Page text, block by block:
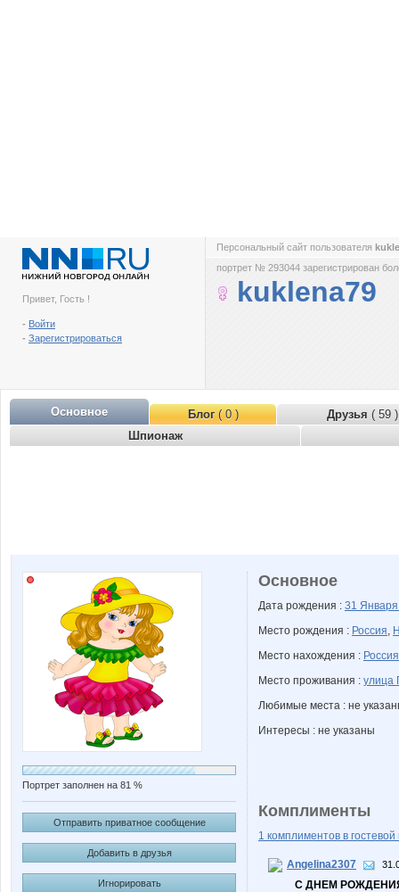
Привет, Гость !
- Войти
- Зарегистрироваться
Персональный сайт пользователя
портрет № 293044 зарегистрирован
kuklena79
Основное Блог( 0 ) Друзья ( 59 )
Шпионаж
Портрет заполнен на 81 %
Отправить приватное сообщение
Добавить в друзья
Игнорировать
Основное
Дата рождения : 31
Место рождения : Россия,
Место нахождения : Россия
Место проживания : улица
Любимые места : не
Интересы : не указаны
Комплименты
1 комплиментов в гостевой
Angelina2307
С ДНЕМ